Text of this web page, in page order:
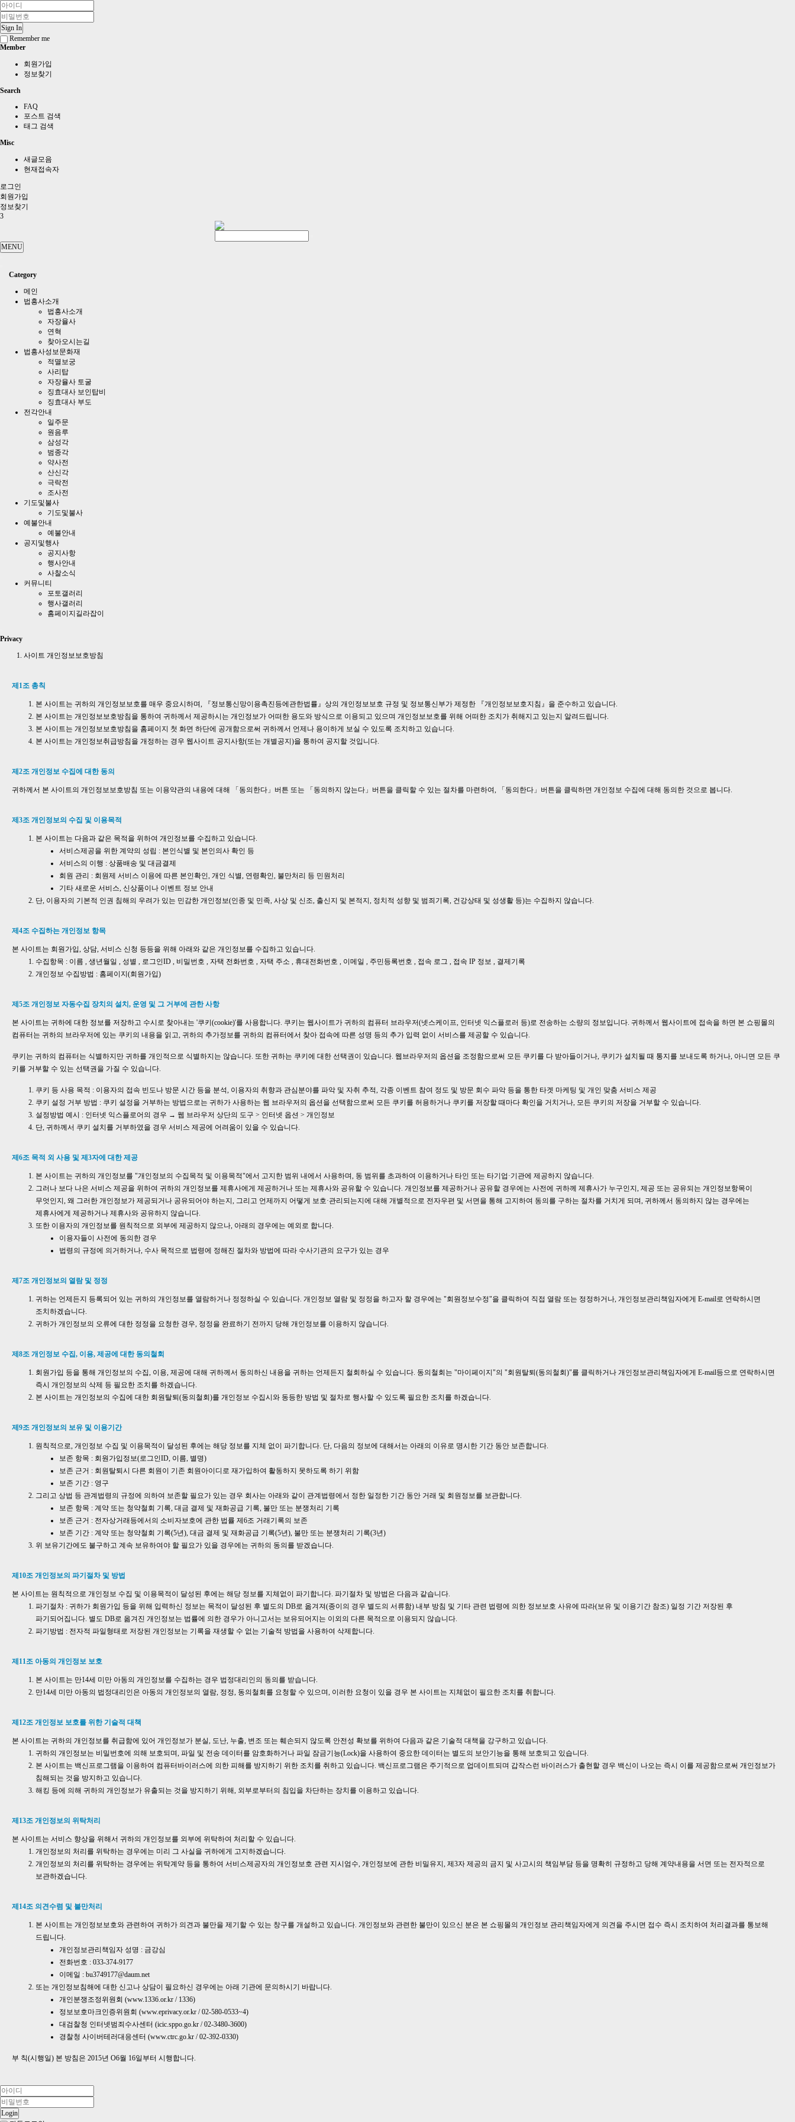
Sign In
Remember me
Member
회원가입
정보찾기
Search
FAQ
포스트 검색
태그 검색
Misc
새글모음
현재접속자
로그인
회원가입
정보찾기
3
MENU
Category
메인
법흥사소개
법흥사소개
자장율사
연혁
찾아오시는길
법흥사성보문화재
적멸보궁
사리탑
자장율사 토굴
징효대사 보인탑비
징효대사 부도
전각안내
일주문
원음루
삼성각
범종각
약사전
산신각
극락전
조사전
기도및불사
기도및불사
예불안내
예불안내
공지및행사
공지사항
행사안내
사찰소식
커뮤니티
포토갤러리
행사갤러리
홈페이지길라잡이
Privacy
사이트 개인정보보호방침
제1조 총칙
본 사이트는 귀하의 개인정보보호를 매우 중요시하며, 『정보통신망이용촉진등에관한법률』상의 개인정보보호 규정 및 정보통신부가 제정한 『개인정보보호지침』을 준수하고 있습니다.
본 사이트는 개인정보보호방침을 통하여 귀하께서 제공하시는 개인정보가 어떠한 용도와 방식으로 이용되고 있으며 개인정보보호를 위해 어떠한 조치가 취해지고 있는지 알려드립니다.
본 사이트는 개인정보보호방침을 홈페이지 첫 화면 하단에 공개함으로써 귀하께서 언제나 용이하게 보실 수 있도록 조치하고 있습니다.
본 사이트는 개인정보취급방침을 개정하는 경우 웹사이트 공지사항(또는 개별공지)을 통하여 공지할 것입니다.
제2조 개인정보 수집에 대한 동의
귀하께서 본 사이트의 개인정보보호방침 또는 이용약관의 내용에 대해 「동의한다」버튼 또는 「동의하지 않는다」버튼을 클릭할 수 있는 절차를 마련하여, 「동의한다」버튼을 클릭하면 개인정보 수집에 대해 동의한 것으로 봅니다.
제3조 개인정보의 수집 및 이용목적
본 사이트는 다음과 같은 목적을 위하여 개인정보를 수집하고 있습니다.
서비스제공을 위한 계약의 성립 : 본인식별 및 본인의사 확인 등
서비스의 이행 : 상품배송 및 대금결제
회원 관리 : 회원제 서비스 이용에 따른 본인확인, 개인 식별, 연령확인, 불만처리 등 민원처리
기타 새로운 서비스, 신상품이나 이벤트 정보 안내
단, 이용자의 기본적 인권 침해의 우려가 있는 민감한 개인정보(인종 및 민족, 사상 및 신조, 출신지 및 본적지, 정치적 성향 및 범죄기록, 건강상태 및 성생활 등)는 수집하지 않습니다.
제4조 수집하는 개인정보 항목
본 사이트는 회원가입, 상담, 서비스 신청 등등을 위해 아래와 같은 개인정보를 수집하고 있습니다.
수집항목 : 이름 , 생년월일 , 성별 , 로그인ID , 비밀번호 , 자택 전화번호 , 자택 주소 , 휴대전화번호 , 이메일 , 주민등록번호 , 접속 로그 , 접속 IP 정보 , 결제기록
개인정보 수집방법 : 홈페이지(회원가입)
제5조 개인정보 자동수집 장치의 설치, 운영 및 그 거부에 관한 사항
본 사이트는 귀하에 대한 정보를 저장하고 수시로 찾아내는 '쿠키(cookie)'를 사용합니다. 쿠키는 웹사이트가 귀하의 컴퓨터 브라우저(넷스케이프, 인터넷 익스플로러 등)로 전송하는 소량의 정보입니다. 귀하께서 웹사이트에 접속을 하면 본 쇼핑몰의
컴퓨터는 귀하의 브라우저에 있는 쿠키의 내용을 읽고, 귀하의 추가정보를 귀하의 컴퓨터에서 찾아 접속에 따른 성명 등의 추가 입력 없이 서비스를 제공할 수 있습니다.
쿠키는 귀하의 컴퓨터는 식별하지만 귀하를 개인적으로 식별하지는 않습니다. 또한 귀하는 쿠키에 대한 선택권이 있습니다. 웹브라우저의 옵션을 조정함으로써 모든 쿠키를 다 받아들이거나, 쿠키가 설치될 때 통지를 보내도록 하거나, 아니면 모든 쿠
키를 거부할 수 있는 선택권을 가질 수 있습니다.
쿠키 등 사용 목적 : 이용자의 접속 빈도나 방문 시간 등을 분석, 이용자의 취향과 관심분야를 파악 및 자취 추적, 각종 이벤트 참여 정도 및 방문 회수 파악 등을 통한 타겟 마케팅 및 개인 맞춤 서비스 제공
쿠키 설정 거부 방법 : 쿠키 설정을 거부하는 방법으로는 귀하가 사용하는 웹 브라우저의 옵션을 선택함으로써 모든 쿠키를 허용하거나 쿠키를 저장할 때마다 확인을 거치거나, 모든 쿠키의 저장을 거부할 수 있습니다.
설정방법 예시 : 인터넷 익스플로어의 경우 → 웹 브라우저 상단의 도구 > 인터넷 옵션 > 개인정보
단, 귀하께서 쿠키 설치를 거부하였을 경우 서비스 제공에 어려움이 있을 수 있습니다.
제6조 목적 외 사용 및 제3자에 대한 제공
본 사이트는 귀하의 개인정보를 "개인정보의 수집목적 및 이용목적"에서 고지한 범위 내에서 사용하며, 동 범위를 초과하여 이용하거나 타인 또는 타기업·기관에 제공하지 않습니다.
그러나 보다 나은 서비스 제공을 위하여 귀하의 개인정보를 제휴사에게 제공하거나 또는 제휴사와 공유할 수 있습니다. 개인정보를 제공하거나 공유할 경우에는 사전에 귀하께 제휴사가 누구인지, 제공 또는 공유되는 개인정보항목이
무엇인지, 왜 그러한 개인정보가 제공되거나 공유되어야 하는지, 그리고 언제까지 어떻게 보호·관리되는지에 대해 개별적으로 전자우편 및 서면을 통해 고지하여 동의를 구하는 절차를 거치게 되며, 귀하께서 동의하지 않는 경우에는
제휴사에게 제공하거나 제휴사와 공유하지 않습니다.
또한 이용자의 개인정보를 원칙적으로 외부에 제공하지 않으나, 아래의 경우에는 예외로 합니다.
이용자들이 사전에 동의한 경우
법령의 규정에 의거하거나, 수사 목적으로 법령에 정해진 절차와 방법에 따라 수사기관의 요구가 있는 경우
제7조 개인정보의 열람 및 정정
귀하는 언제든지 등록되어 있는 귀하의 개인정보를 열람하거나 정정하실 수 있습니다. 개인정보 열람 및 정정을 하고자 할 경우에는 "회원정보수정"을 클릭하여 직접 열람 또는 정정하거나, 개인정보관리책임자에게 E-mail로 연락하시면
조치하겠습니다.
귀하가 개인정보의 오류에 대한 정정을 요청한 경우, 정정을 완료하기 전까지 당해 개인정보를 이용하지 않습니다.
제8조 개인정보 수집, 이용, 제공에 대한 동의철회
회원가입 등을 통해 개인정보의 수집, 이용, 제공에 대해 귀하께서 동의하신 내용을 귀하는 언제든지 철회하실 수 있습니다. 동의철회는 "마이페이지"의 "회원탈퇴(동의철회)"를 클릭하거나 개인정보관리책임자에게 E-mail등으로 연락하시면
즉시 개인정보의 삭제 등 필요한 조치를 하겠습니다.
본 사이트는 개인정보의 수집에 대한 회원탈퇴(동의철회)를 개인정보 수집시와 동등한 방법 및 절차로 행사할 수 있도록 필요한 조치를 하겠습니다.
제9조 개인정보의 보유 및 이용기간
원칙적으로, 개인정보 수집 및 이용목적이 달성된 후에는 해당 정보를 지체 없이 파기합니다. 단, 다음의 정보에 대해서는 아래의 이유로 명시한 기간 동안 보존합니다.
보존 항목 : 회원가입정보(로그인ID, 이름, 별명)
보존 근거 : 회원탈퇴시 다른 회원이 기존 회원아이디로 재가입하여 활동하지 못하도록 하기 위함
보존 기간 : 영구
그리고 상법 등 관계법령의 규정에 의하여 보존할 필요가 있는 경우 회사는 아래와 같이 관계법령에서 정한 일정한 기간 동안 거래 및 회원정보를 보관합니다.
보존 항목 : 계약 또는 청약철회 기록, 대금 결제 및 재화공급 기록, 불만 또는 분쟁처리 기록
보존 근거 : 전자상거래등에서의 소비자보호에 관한 법률 제6조 거래기록의 보존
보존 기간 : 계약 또는 청약철회 기록(5년), 대금 결제 및 재화공급 기록(5년), 불만 또는 분쟁처리 기록(3년)
위 보유기간에도 불구하고 계속 보유하여야 할 필요가 있을 경우에는 귀하의 동의를 받겠습니다.
제10조 개인정보의 파기절차 및 방법
본 사이트는 원칙적으로 개인정보 수집 및 이용목적이 달성된 후에는 해당 정보를 지체없이 파기합니다. 파기절차 및 방법은 다음과 같습니다.
파기절차 : 귀하가 회원가입 등을 위해 입력하신 정보는 목적이 달성된 후 별도의 DB로 옮겨져(종이의 경우 별도의 서류함) 내부 방침 및 기타 관련 법령에 의한 정보보호 사유에 따라(보유 및 이용기간 참조) 일정 기간 저장된 후
파기되어집니다. 별도 DB로 옮겨진 개인정보는 법률에 의한 경우가 아니고서는 보유되어지는 이외의 다른 목적으로 이용되지 않습니다.
파기방법 : 전자적 파일형태로 저장된 개인정보는 기록을 재생할 수 없는 기술적 방법을 사용하여 삭제합니다.
제11조 아동의 개인정보 보호
본 사이트는 만14세 미만 아동의 개인정보를 수집하는 경우 법정대리인의 동의를 받습니다.
만14세 미만 아동의 법정대리인은 아동의 개인정보의 열람, 정정, 동의철회를 요청할 수 있으며, 이러한 요청이 있을 경우 본 사이트는 지체없이 필요한 조치를 취합니다.
제12조 개인정보 보호를 위한 기술적 대책
본 사이트는 귀하의 개인정보를 취급함에 있어 개인정보가 분실, 도난, 누출, 변조 또는 훼손되지 않도록 안전성 확보를 위하여 다음과 같은 기술적 대책을 강구하고 있습니다.
귀하의 개인정보는 비밀번호에 의해 보호되며, 파일 및 전송 데이터를 암호화하거나 파일 잠금기능(Lock)을 사용하여 중요한 데이터는 별도의 보안기능을 통해 보호되고 있습니다.
본 사이트는 백신프로그램을 이용하여 컴퓨터바이러스에 의한 피해를 방지하기 위한 조치를 취하고 있습니다. 백신프로그램은 주기적으로 업데이트되며 갑작스런 바이러스가 출현할 경우 백신이 나오는 즉시 이를 제공함으로써 개인정보가
침해되는 것을 방지하고 있습니다.
해킹 등에 의해 귀하의 개인정보가 유출되는 것을 방지하기 위해, 외부로부터의 침입을 차단하는 장치를 이용하고 있습니다.
제13조 개인정보의 위탁처리
본 사이트는 서비스 향상을 위해서 귀하의 개인정보를 외부에 위탁하여 처리할 수 있습니다.
개인정보의 처리를 위탁하는 경우에는 미리 그 사실을 귀하에게 고지하겠습니다.
개인정보의 처리를 위탁하는 경우에는 위탁계약 등을 통하여 서비스제공자의 개인정보호 관련 지시엄수, 개인정보에 관한 비밀유지, 제3자 제공의 금지 및 사고시의 책임부담 등을 명확히 규정하고 당해 계약내용을 서면 또는 전자적으로
보관하겠습니다.
제14조 의견수렴 및 불만처리
본 사이트는 개인정보보호와 관련하여 귀하가 의견과 불만을 제기할 수 있는 창구를 개설하고 있습니다. 개인정보와 관련한 불만이 있으신 분은 본 쇼핑몰의 개인정보 관리책임자에게 의견을 주시면 접수 즉시 조치하여 처리결과를 통보해
드립니다.
개인정보관리책임자 성명 : 금강심
전화번호 : 033-374-9177
이메일 : bu3749177@daum.net
또는 개인정보침해에 대한 신고나 상담이 필요하신 경우에는 아래 기관에 문의하시기 바랍니다.
개인분쟁조정위원회 (www.1336.or.kr / 1336)
정보보호마크인증위원회 (www.eprivacy.or.kr / 02-580-0533~4)
대검찰청 인터넷범죄수사센터 (icic.sppo.go.kr / 02-3480-3600)
경찰청 사이버테러대응센터 (www.ctrc.go.kr / 02-392-0330)
부 칙(시행일) 본 방침은 2015년 O6월 16일부터 시행합니다.
Login